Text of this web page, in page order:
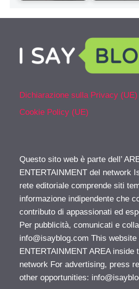
Dichiarazione sulla Privacy (UE)
Cookie Policy (UE)
Questo sito web è parte dell’
ENTERTAINMENT del network
rete editoriale comprende siti
informazione indipendente che
contributo di appassionati ed
Per pubblicità, comunicati e
info@isayblog.com This
ENTERTAINMENT AREA inside
network For advertising, press
other opportunities: